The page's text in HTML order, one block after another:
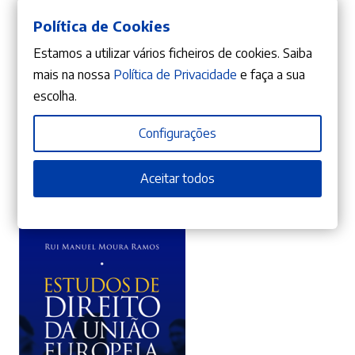
ADICIONAR
preço
era:
preço
é:
Estudos em Homenagem à Professora Doutora Maria Helena Brito –
Volume II
Armindo Ribeiro Mendes,Dário Moura Vicente
Política de Cookies
Estamos a utilizar vários ficheiros de cookies. Saiba
mais na nossa Política de Privacidade e faça a sua
escolha.
Configurações
Aceitar todos